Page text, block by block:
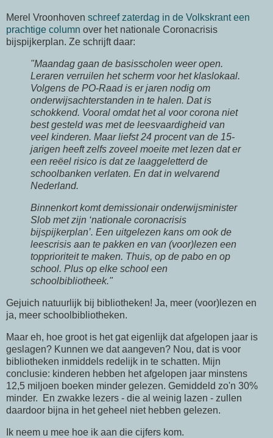
Merel Vroonhoven schreef zaterdag in de Volkskrant een
prachtige column over het nationale Coronacrisis
bijspijkerplan. Ze schrijft daar:
"Maandag gaan de basisscholen weer open.
Leraren verruilen het scherm voor het klaslokaal.
Volgens de PO-Raad is er jaren nodig om
onderwijsachterstanden in te halen. Dat is
schokkend. Vooral omdat het al voor corona niet
best gesteld was met de leesvaardigheid van
veel kinderen. Maar liefst 24 procent van de 15-
jarigen heeft zelfs zoveel moeite met lezen dat er
een reëel risico is dat ze laaggeletterd de
schoolbanken verlaten. En dat in welvarend
Nederland.
Binnenkort komt demissionair onderwijsminister
Slob met zijn ‘nationale coronacrisis
bijspijkerplan’. Een uitgelezen kans om ook de
leescrisis aan te pakken en van (voor)lezen een
topprioriteit te maken. Thuis, op de pabo en op
school. Plus op elke school een
schoolbibliotheek."
Gejuich natuurlijk bij bibliotheken! Ja, meer (voor)lezen en
ja, meer schoolbibliotheken.
Maar eh, hoe groot is het gat eigenlijk dat afgelopen jaar is
geslagen? Kunnen we dat aangeven? Nou, dat is voor
bibliotheken inmiddels redelijk in te schatten. Mijn
conclusie: kinderen hebben het afgelopen jaar minstens
12,5 miljoen boeken minder gelezen. Gemiddeld zo'n 30%
minder. En zwakke lezers - die al weinig lazen - zullen
daardoor bijna in het geheel niet hebben gelezen.
Ik neem u mee hoe ik aan die cijfers kom.